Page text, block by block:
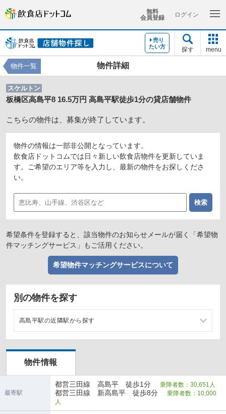
無料
会員登録
ログイン
売り
たい方
探す menu
物件詳細
物件一覧
スケルトン
板橋区高島平8 16.5万円 高島平駅徒歩1分の貸店舗物件
こちらの物件は、募集が終了しています。
物件の情報は一部非公開となっています。
飲食店ドットコムでは日々新しい飲食店物件を更新していま
す。ご希望のエリア等を入力し、最新の物件をお探しくださ
い。
希望条件を登録すると、該当物件のお知らせメールが届く「希望物
件マッチングサービス」もご活用ください。
希望物件マッチングサービスについて
別の物件を探す
高島平駅の近隣駅から探す
西台駅の店舗物件・貸店舗・テナント一覧
西高島平駅の店舗物件・貸店舗・テナント一覧
物件情報
最寄駅
都営三田線 高島平 徒歩1分 乗降者数：30,651人
都営三田線 新高島平 徒歩8分 乗降者数：10,000
人